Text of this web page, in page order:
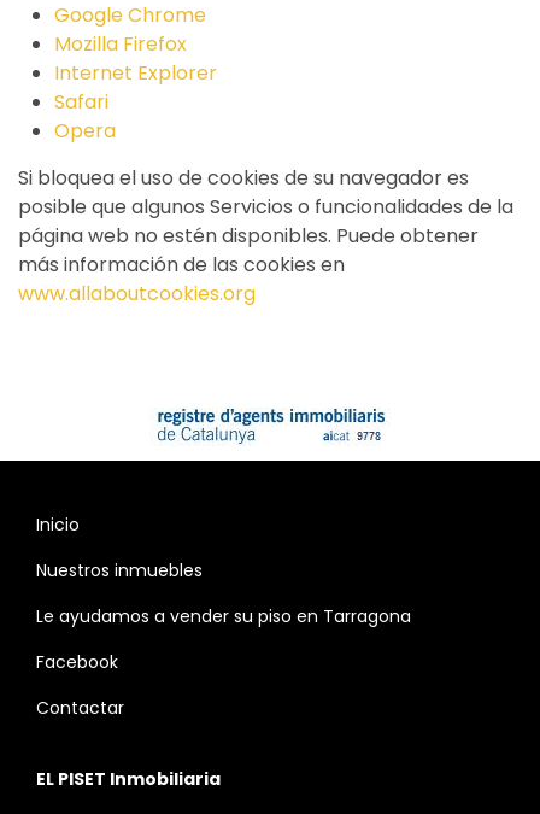
Google Chrome
Mozilla Firefox
Internet Explorer
Safari
Opera
Si bloquea el uso de cookies de su navegador es
posible que algunos Servicios o funcionalidades de la
página web no estén disponibles. Puede obtener
más información de las cookies en
www.allaboutcookies.org
Inicio
Nuestros inmuebles
Le ayudamos a vender su piso en Tarragona
Facebook
Contactar
EL PISET Inmobiliaria